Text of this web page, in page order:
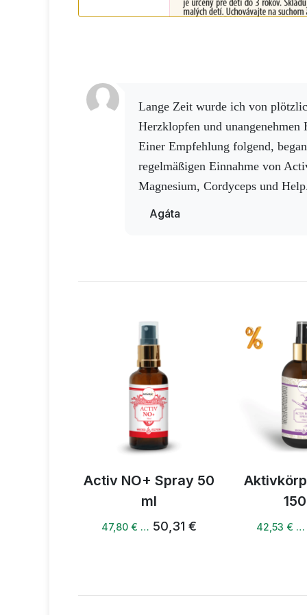
Lange Zeit wurde ich von plötzlichen Herzinfarkten,
Herzklopfen und unangenehmen
Einer Empfehlung folgend,
regelmäßigen Einnahme von
Magnesium, Cordyceps und
Agáta
Activ NO+ Spray 50
ml
47,80 € … 50,31 € 42,53 € …